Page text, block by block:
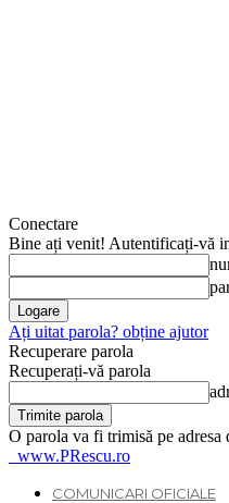
Conectare
Bine ați venit! Autentificați-vă
Ați uitat parola? obține ajutor
Recuperare parola
Recuperați-vă parola
O parola va fi trimisă pe adresa
www.PRescu.ro
COMUNICARI OFICIALE